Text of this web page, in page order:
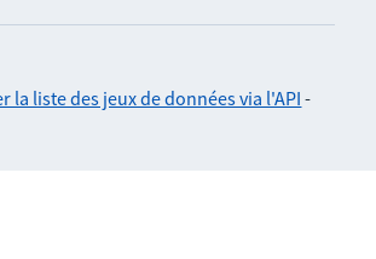
la liste des jeux de données via l'API -